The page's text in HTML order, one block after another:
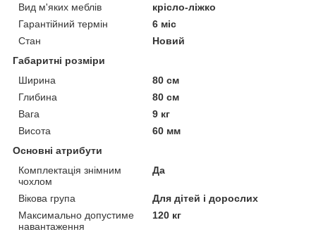
Вид м'яких меблів
крісло-ліжко
Гарантійний термін
6 міс
Стан
Новий
Габаритні розміри
Ширина
80 см
Глибина
80 см
Вага
9 кг
Висота
60 мм
Основні атрибути
Комплектація знімним
чохлом
Да
Вікова група
Для дітей і дорослих
Максимально допустиме
навантаження
120 кг